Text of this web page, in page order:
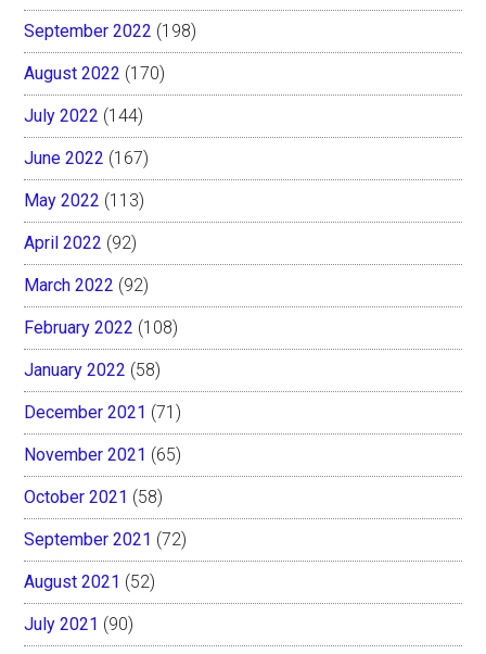
September 2022 (198)
August 2022 (170)
July 2022 (144)
June 2022 (167)
May 2022 (113)
April 2022 (92)
March 2022 (92)
February 2022 (108)
January 2022 (58)
December 2021 (71)
November 2021 (65)
October 2021 (58)
September 2021 (72)
August 2021 (52)
July 2021 (90)